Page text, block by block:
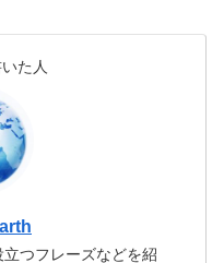
た人
つフレーズなどを紹